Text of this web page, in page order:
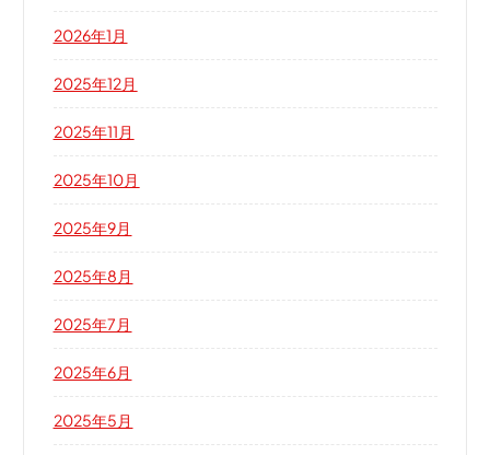
2026年1月
2025年12月
2025年11月
2025年10月
2025年9月
2025年8月
2025年7月
2025年6月
2025年5月